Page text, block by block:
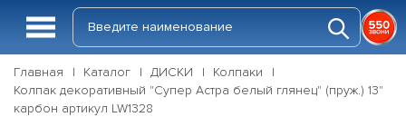
Главная Каталог ДИСКИ
Колпаки
Колпак декоративный "Супер Астра белый глянец" (пруж.) 13"
карбон артикул LW1328